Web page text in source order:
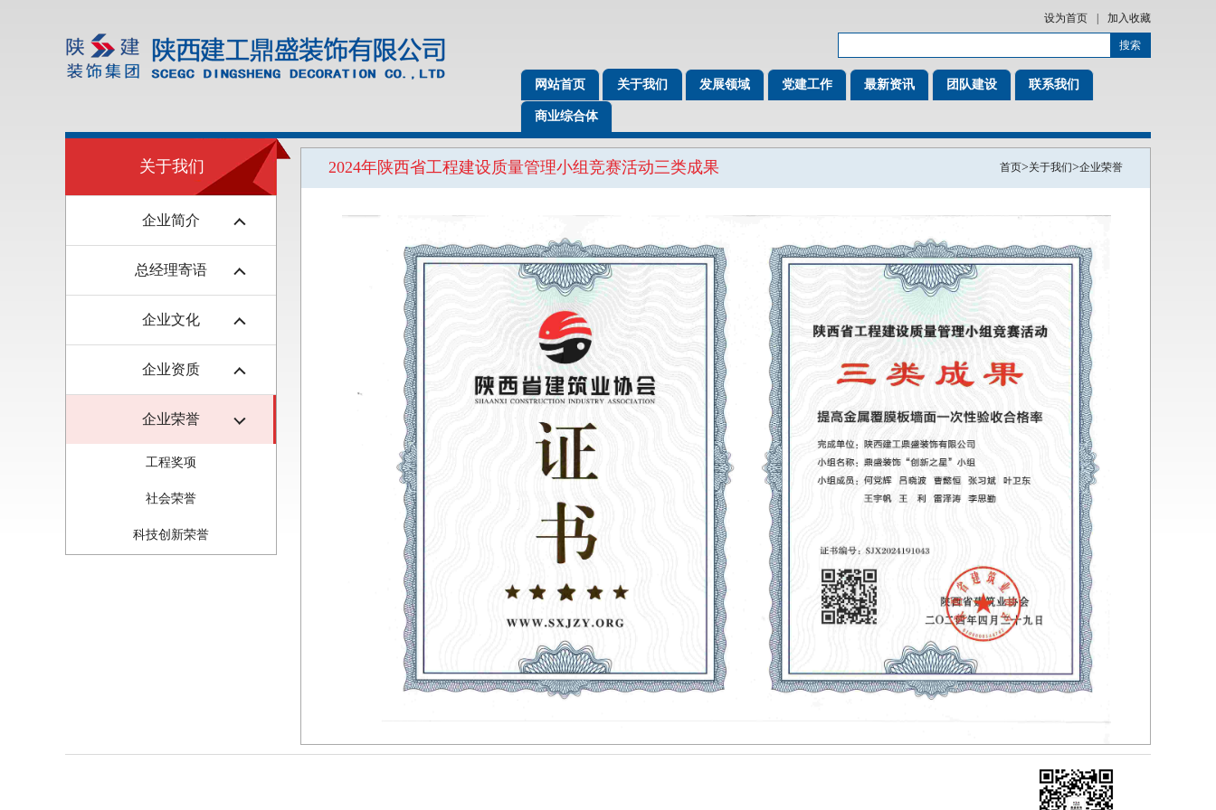
设为首页 加入收藏
网站首页 关于我们 发展领域 党建工作 最新资讯 团队建设 联系我们
商业综合体
关于我们
企业简介
总经理寄语
企业文化
企业资质
企业荣誉
工程奖项
社会荣誉
科技创新荣誉
2024年陕西省工程建设质量管理小组竞赛活动三类成果 首页>关于我们>企业荣誉